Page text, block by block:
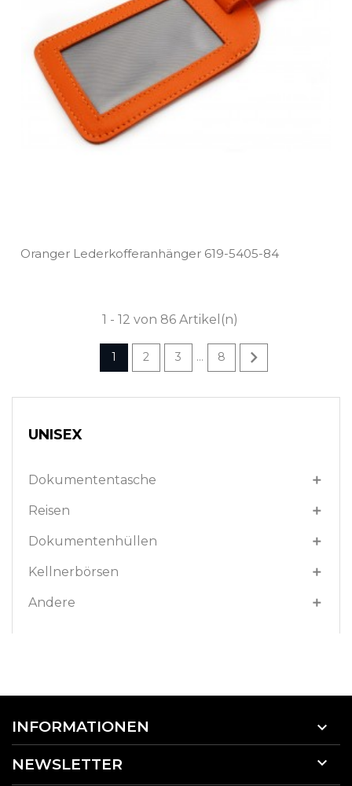
Oranger Lederkofferanhänger 619­-5405­-84
1 - 12 von 86 Artikel(n)
1 2 3 … 8 
UNISEX
Dokumententasche 
Reisen 
Dokumentenhüllen 
Kellnerbörsen 
Andere 
INFORMATIONEN 
NEWSLETTER 